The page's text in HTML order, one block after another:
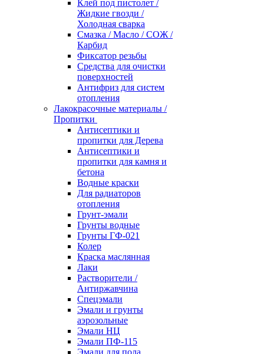
Клей под пистолет /
Жидкие гвозди /
Холодная сварка
Смазка / Масло / СОЖ /
Карбид
Фиксатор резьбы
Средства для очистки
поверхностей
Антифриз для систем
отопления
Лакокрасочные материалы /
Пропитки
Антисептики и
пропитки для Дерева
Антисептики и
пропитки для камня и
бетона
Водные краски
Для радиаторов
отопления
Грунт-эмали
Грунты водные
Грунты ГФ-021
Колер
Краска маслянная
Лаки
Растворители /
Антиржавчина
Спецэмали
Эмали и грунты
аэрозольные
Эмали НЦ
Эмали ПФ-115
Эмали для пола